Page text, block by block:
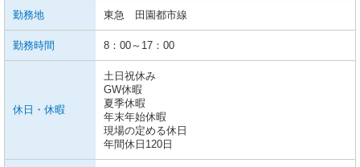
勤務地 東急 田園都市線
勤務時間 8：00～17：00
休日・休暇
土日祝休み
GW休暇
夏季休暇
年末年始休暇
現場の定める休日
年間休日120日